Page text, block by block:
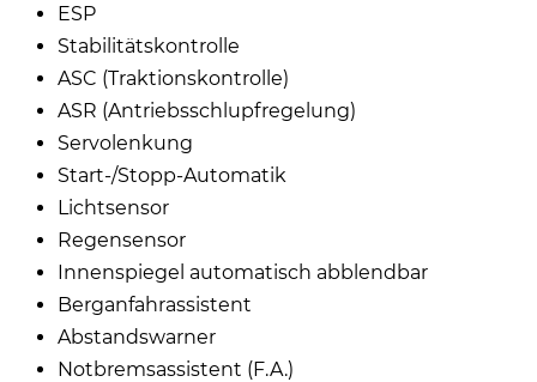
ESP
Stabilitätskontrolle
ASC (Traktionskontrolle)
ASR (Antriebsschlupfregelung)
Servolenkung
Start-/Stopp-Automatik
Lichtsensor
Regensensor
Innenspiegel automatisch abblendbar
Berganfahrassistent
Abstandswarner
Notbremsassistent (F.A.)